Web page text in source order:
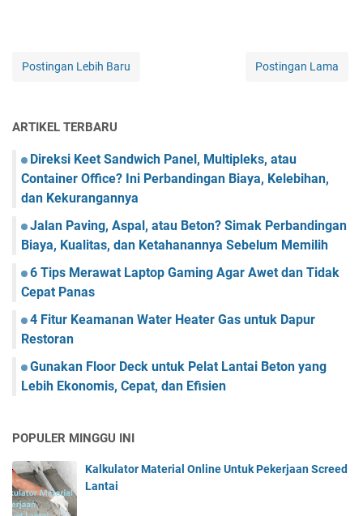
Postingan Lebih Baru Postingan Lama
ARTIKEL TERBARU
Direksi Keet Sandwich Panel, Multipleks, atau
Container Office? Ini Perbandingan Biaya, Kelebihan,
dan Kekurangannya
Jalan Paving, Aspal, atau Beton? Simak Perbandingan
Biaya, Kualitas, dan Ketahanannya Sebelum Memilih
6 Tips Merawat Laptop Gaming Agar Awet dan Tidak
Cepat Panas
4 Fitur Keamanan Water Heater Gas untuk Dapur
Restoran
Gunakan Floor Deck untuk Pelat Lantai Beton yang
Lebih Ekonomis, Cepat, dan Efisien
POPULER MINGGU INI
Kalkulator Material Online Untuk Pekerjaan Screed
Lantai